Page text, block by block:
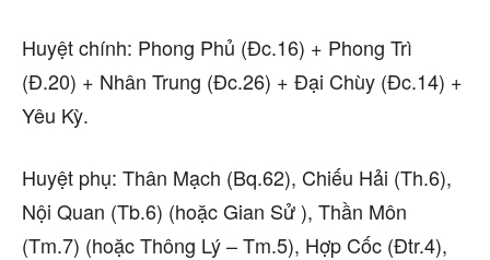
Huyệt chính: Phong Phủ (Đc.16) + Phong Trì
(Đ.20) + Nhân Trung (Đc.26) + Đại Chùy (Đc.14) +
Yêu Kỳ.
Huyệt phụ: Thân Mạch (Bq.62), Chiếu Hải (Th.6),
Nội Quan (Tb.6) (hoặc Gian Sử ), Thần Môn
(Tm.7) (hoặc Thông Lý – Tm.5), Hợp Cốc (Đtr.4),